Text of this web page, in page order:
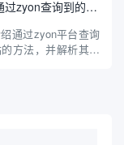
的域名查询方式正逐
限性。相比之下，
和多样化需求定制
通过zyon查询到的域名网站
通过zyon平台查询
方法，并解析其背